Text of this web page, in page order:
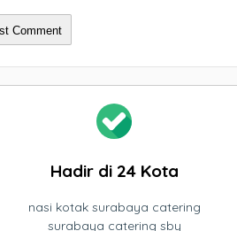
Hadir di 24 Kota
nasi kotak surabaya catering
surabaya catering sby